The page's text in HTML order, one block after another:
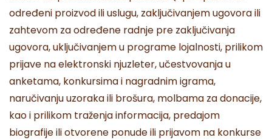
određeni proizvod ili uslugu, zaključivanjem ugovora ili
zahtevom za određene radnje pre zaključivanja
ugovora, uključivanjem u programe lojalnosti, prilikom
prijave na elektronski njuzleter, učestvovanja u
anketama, konkursima i nagradnim igrama,
naručivanju uzoraka ili brošura, molbama za donacije,
kao i prilikom traženja informacija, predajom
biografije ili otvorene ponude ili prijavom na konkurse